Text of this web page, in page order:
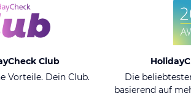
Club
Vorteile. Dein Club.
Die
basierend auf